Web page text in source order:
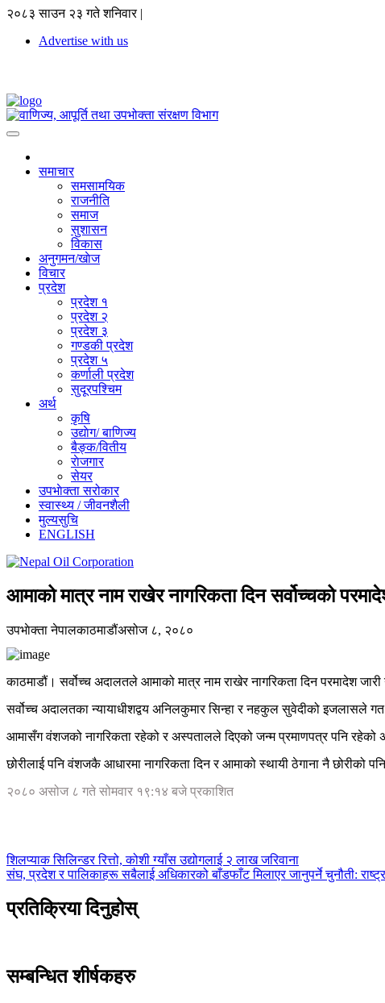
२०८३ साउन २३ गते शनिवार |
Advertise with us
समाचार
समसामयिक
राजनीति
समाज
सुशासन
विकास
अनुगमन/खाेज
विचार
प्रदेश
प्रदेश १
प्रदेश २
प्रदेश ३
गण्डकी प्रदेश
प्रदेश ५
कर्णाली प्रदेश
सुदूरपश्चिम
अर्थ
कृषि
उद्याेग/ बाणिज्य
बैङ्क/वितीय
राेजगार
सेयर
उपभाेक्ता सरोकार
स्वास्थ्य / जीवनशैली
मुल्यसुचि
ENGLISH
आमाको मात्र नाम राखेर नागरिकता दिन सर्वोच्चको
उपभाेक्ता नेपालकाठमाडौंअसोज ८, २०८०
काठमाडौं। सर्वोच्च अदालतले आमाको मात्र नाम राखेर नागरिकता दिन परमादेश
सर्वोच्च अदालतका न्यायाधीशद्वय अनिलकुमार सिन्हा र नहकुल सुवेदीको इजलासले
आमासँग वंशजको नागरिकता रहेको र अस्पतालले दिएको जन्म प्रमाणपत्र पनि रहेको
छोरीलाई पनि वंशजकै आधारमा नागरिकता दिन र आमाको स्थायी ठेगाना नै छोरीको
२०८० असोज ८ गते सोमवार १९:१४ बजे प्रकाशित
शिलप्याक सिलिन्डर रित्तो, कोशी ग्याँस उद्योगलाई २ लाख जरिवाना
संघ, प्रदेश र पालिकाहरू सबैलाई अधिकारको बाँडफाँट मिलाएर जानुपर्ने चुनौती:
प्रतिक्रिया दिनुहोस्
सम्बन्धित शीर्षकहरु